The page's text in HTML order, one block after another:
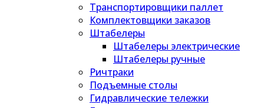
Транспортировщики паллет
Комплектовщики заказов
Штабелеры
Штабелеры электрические
Штабелеры ручные
Ричтраки
Подъемные столы
Гидравлические тележки